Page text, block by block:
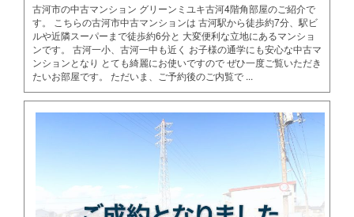
古河市の中古マンション グリーンミユキ古河4階角部屋のご紹介で
す。 こちらの古河市中古マンションは 古河駅から徒歩約7分、駅ビ
ルや近隣スーパーまで徒歩約6分と 大変便利な立地にあるマンショ
ンです。 古河一小、古河一中も近く お子様の通学にも安心な中古マ
ンションとなり とても綺麗にお使いですので ぜひ一度ご覧いただき
たいお部屋です。 ただいま、ご予約後のご内覧で ...